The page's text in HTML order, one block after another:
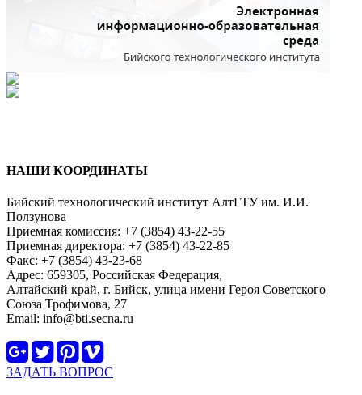
НАШИ КООРДИНАТЫ
Бийский технологический институт АлтГТУ им. И.И.
Ползунова
Приемная комиссия: +7 (3854) 43-22-55
Приемная директора: +7 (3854) 43-22-85
Факс: +7 (3854) 43-23-68
Адрес: 659305, Российская Федерация,
Алтайский край, г. Бийск, улица имени Героя Советского
Союза Трофимова, 27
Email: info@bti.secna.ru
ЗАДАТЬ ВОПРОС